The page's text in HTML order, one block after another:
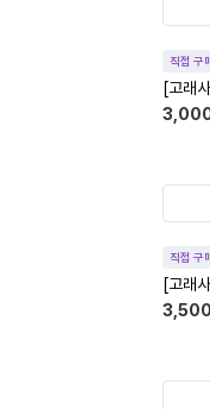
직접 구
[고래
직접 구
[고래
3,500